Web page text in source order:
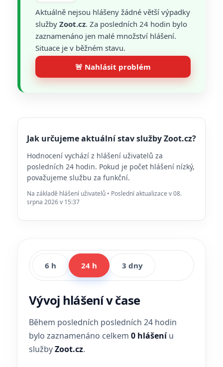
Aktuálně nejsou hlášeny žádné větší výpadky
služby Zoot.cz. Za posledních 24 hodin bylo
zaznamenáno jen malé množství hlášení.
Situace je v běžném stavu.
🚨 Nahlásit problém
Jak určujeme aktuální stav služby Zoot.cz?
Hodnocení vychází z hlášení uživatelů za
posledních 24 hodin. Pokud je počet hlášení nízký,
považujeme službu za funkční.
Na základě hlášení uživatelů • Poslední aktualizace v 08.
srpna 2026 v 15:37
6 h 24 h 3 dny
Vývoj hlášení v čase
Během posledních posledních 24 hodin
bylo zaznamenáno celkem 0 hlášeníu
službyZoot.cz.